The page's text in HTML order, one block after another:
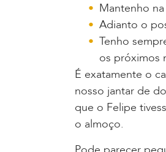
Mantenho
Adianto o
Tenho
os próximos
É exatamente o
nosso jantar de
que o Felipe
o almoço.